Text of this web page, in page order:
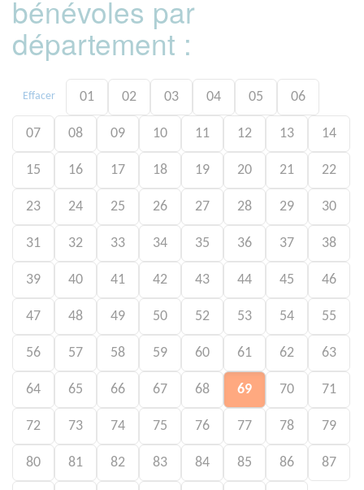
bénévoles par
département :
Effacer 01 02 03 04 05 06
07 08 09 10 11 12 13 14
15 16 17 18 19 20 21 22
23 24 25 26 27 28 29 30
31 32 33 34 35 36 37 38
39 40 41 42 43 44 45 46
47 48 49 50 52 53 54 55
56 57 58 59 60 61 62 63
64 65 66 67 68 69 70 71
72 73 74 75 76 77 78 79
80 81 82 83 84 85 86 87